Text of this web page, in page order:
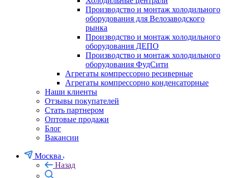
Производство и монтаж холодильного
оборудования для Велозаводского
рынка
Производство и монтаж холодильного
оборудования ДЕПО
Производство и монтаж холодильного
оборудования ФудСити
Агрегаты компрессорно ресиверные
Агрегаты компрессорно конденсаторные
Наши клиенты
Отзывы покупателей
Стать партнером
Оптовые продажи
Блог
Вакансии
Москва
Назад